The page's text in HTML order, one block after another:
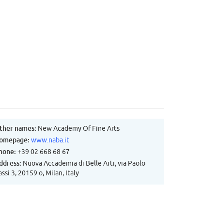
names: New Academy Of Fine Arts
www.naba.it
+39 02 668 68 67
Nuova Accademia di Belle Arti, via Paolo
3, 20159 o, Milan, Italy